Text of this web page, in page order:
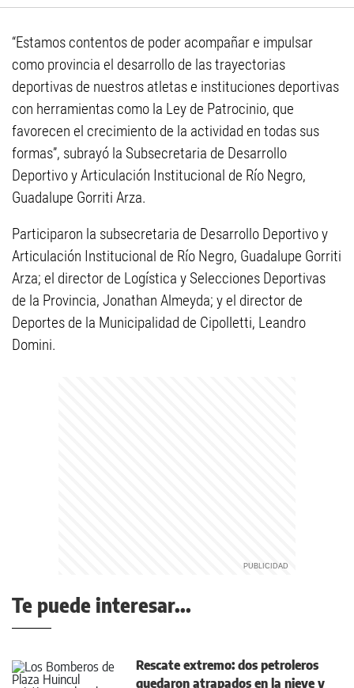
“Estamos contentos de poder acompañar e impulsar
como provincia el desarrollo de las trayectorias
deportivas de nuestros atletas e instituciones deportivas
con herramientas como la Ley de Patrocinio, que
favorecen el crecimiento de la actividad en todas sus
formas”, subrayó la Subsecretaria de Desarrollo
Deportivo y Articulación Institucional de Río Negro,
Guadalupe Gorriti Arza.
Participaron la subsecretaria de Desarrollo Deportivo y
Articulación Institucional de Río Negro, Guadalupe Gorriti
Arza; el director de Logística y Selecciones Deportivas
de la Provincia, Jonathan Almeyda; y el director de
Deportes de la Municipalidad de Cipolletti, Leandro
Domini.
Te puede interesar...
Rescate extremo: dos petroleros
quedaron atrapados en la nieve y